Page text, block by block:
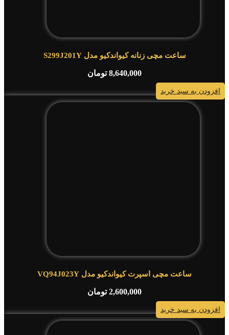
ساعت مچی زنانه کیواندکیو مدل S299J201Y
8,640,000 تومان
افزودن به سبد خرید
ساعت مچی اسپرت کیواندکیو مدل VQ94J023Y
2,600,000 تومان
افزودن به سبد خرید